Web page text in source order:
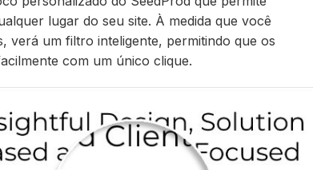
lugar do seu site. À medida que você
verá um filtro inteligente, permitindo que os
com um único clique.